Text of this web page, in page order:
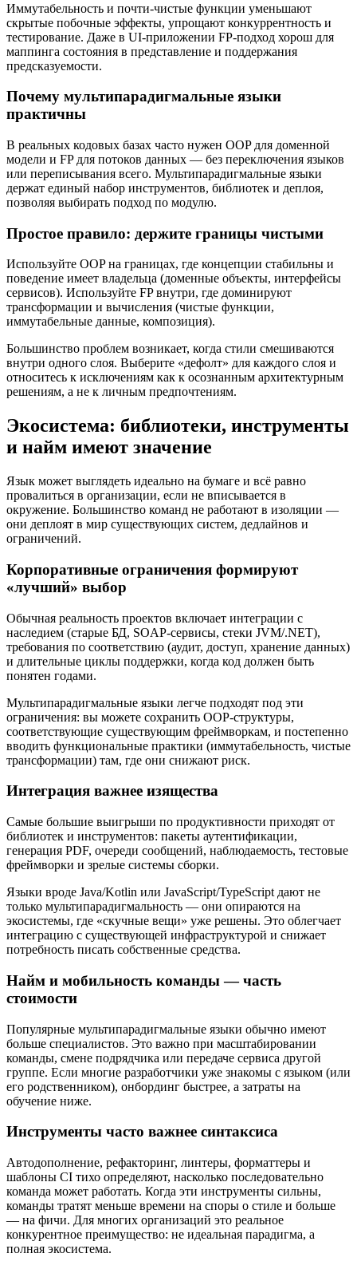
Иммутабельность и почти-чистые функции уменьшают
скрытые побочные эффекты, упрощают конкуррентность и
тестирование. Даже в UI-приложении FP-подход хорош для
маппинга состояния в представление и поддержания
предсказуемости.
Почему мультипарадигмальные языки
практичны
В реальных кодовых базах часто нужен OOP для доменной
модели и FP для потоков данных — без переключения языков
или переписывания всего. Мультипарадигмальные языки
держат единый набор инструментов, библиотек и деплоя,
позволяя выбирать подход по модулю.
Простое правило: держите границы чистыми
Используйте OOP на границах, где концепции стабильны и
поведение имеет владельца (доменные объекты, интерфейсы
сервисов). Используйте FP внутри, где доминируют
трансформации и вычисления (чистые функции,
иммутабельные данные, композиция).
Большинство проблем возникает, когда стили смешиваются
внутри одного слоя. Выберите «дефолт» для каждого слоя и
относитесь к исключениям как к осознанным архитектурным
решениям, а не к личным предпочтениям.
Экосистема: библиотеки, инструменты
и найм имеют значение
Язык может выглядеть идеально на бумаге и всё равно
провалиться в организации, если не вписывается в
окружение. Большинство команд не работают в изоляции —
они деплоят в мир существующих систем, дедлайнов и
ограничений.
Корпоративные ограничения формируют
«лучший» выбор
Обычная реальность проектов включает интеграции с
наследием (старые БД, SOAP-сервисы, стеки JVM/.NET),
требования по соответствию (аудит, доступ, хранение данных)
и длительные циклы поддержки, когда код должен быть
понятен годами.
Мультипарадигмальные языки легче подходят под эти
ограничения: вы можете сохранить OOP-структуры,
соответствующие существующим фреймворкам, и постепенно
вводить функциональные практики (иммутабельность, чистые
трансформации) там, где они снижают риск.
Интеграция важнее изящества
Самые большие выигрыши по продуктивности приходят от
библиотек и инструментов: пакеты аутентификации,
генерация PDF, очереди сообщений, наблюдаемость, тестовые
фреймворки и зрелые системы сборки.
Языки вроде Java/Kotlin или JavaScript/TypeScript дают не
только мультипарадигмальность — они опираются на
экосистемы, где «скучные вещи» уже решены. Это облегчает
интеграцию с существующей инфраструктурой и снижает
потребность писать собственные средства.
Найм и мобильность команды — часть
стоимости
Популярные мультипарадигмальные языки обычно имеют
больше специалистов. Это важно при масштабировании
команды, смене подрядчика или передаче сервиса другой
группе. Если многие разработчики уже знакомы с языком (или
его родственником), онбординг быстрее, а затраты на
обучение ниже.
Инструменты часто важнее синтаксиса
Автодополнение, рефакторинг, линтеры, форматтеры и
шаблоны CI тихо определяют, насколько последовательно
команда может работать. Когда эти инструменты сильны,
команды тратят меньше времени на споры о стиле и больше
— на фичи. Для многих организаций это реальное
конкурентное преимущество: не идеальная парадигма, а
полная экосистема.